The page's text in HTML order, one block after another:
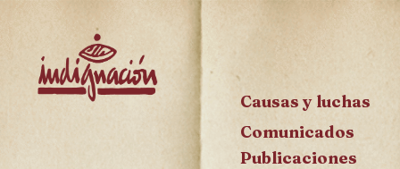
Causas y luchas
Comunicados
Publicaciones